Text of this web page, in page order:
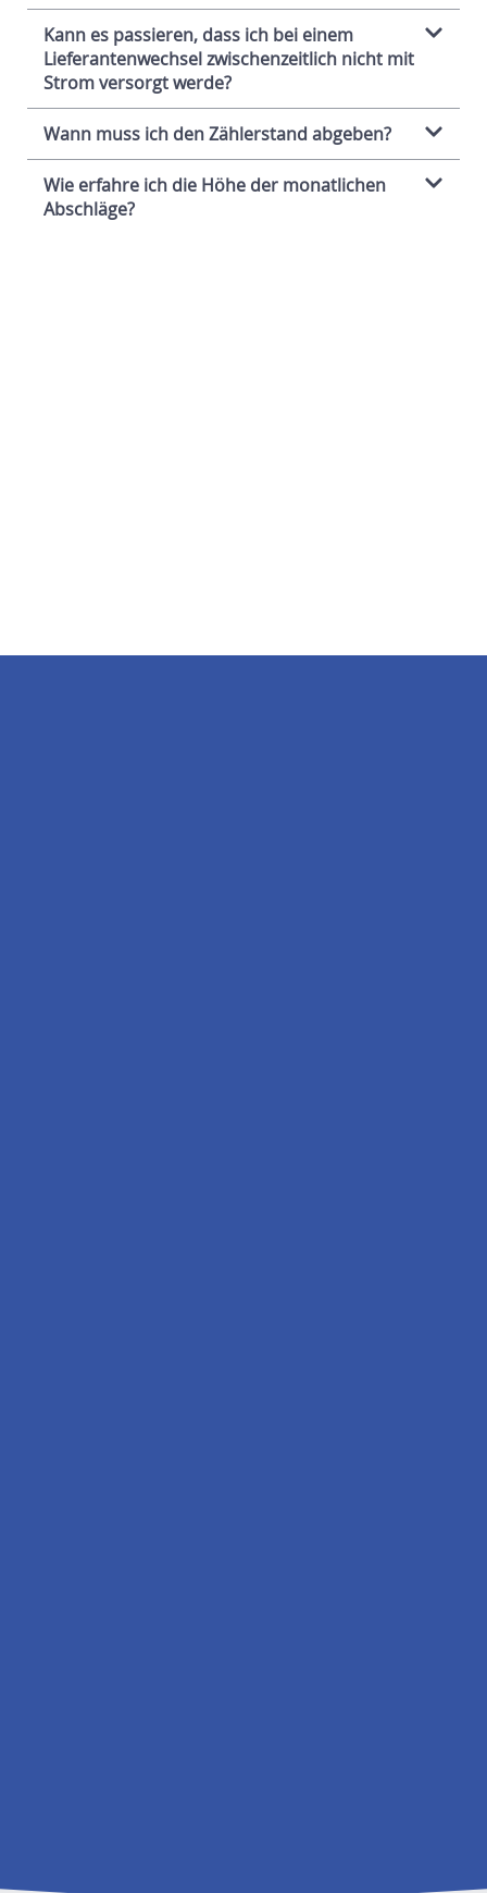
Kann es passieren, dass ich bei einem
Lieferantenwechsel zwischenzeitlich nicht mit
Strom versorgt werde?
Wann muss ich den Zählerstand abgeben?
Wie erfahre ich die Höhe der monatlichen
Abschläge?